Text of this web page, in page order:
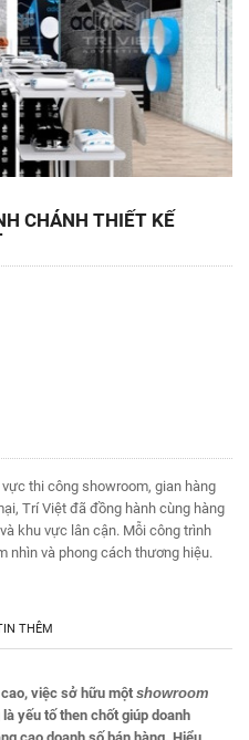
CHÁNH THIẾT KẾ
thi công showroom, gian hàng
Trí Việt đã đồng hành cùng hàng
khu vực lân cận. Mỗi công trình
nhìn và phong cách thương hiệu.
THÊM
việc sở hữu một showroom
yếu tố then chốt giúp doanh